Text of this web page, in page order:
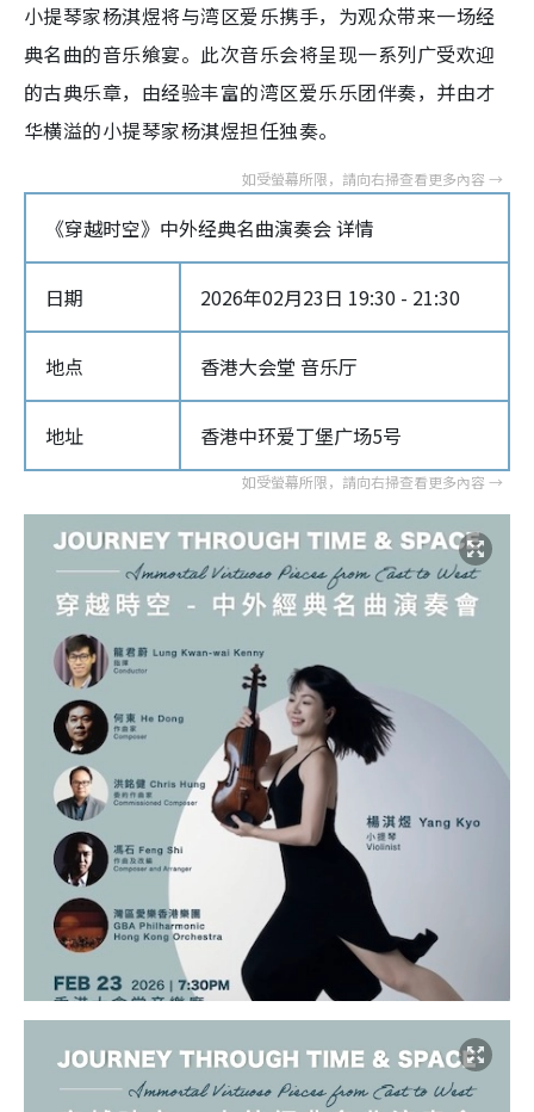
小提琴家杨淇煜将与湾区爱乐携手，为观众带来一场经
典名曲的音乐飨宴。此次音乐会将呈现一系列广受欢迎
的古典乐章，由经验丰富的湾区爱乐乐团伴奏，并由才
华横溢的小提琴家杨淇煜担任独奏。
《穿越时空》中外经典名曲演奏会 详情
日期 2026年02月23日 19:30 - 21:30
地点 香港大会堂 音乐厅
地址 香港中环爱丁堡广场5号‎